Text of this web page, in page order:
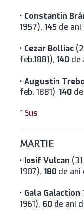
• Constantin
1957), 145 de
• Cezar Bolliac
feb.1881), 140 de
• Augustin
feb. 1881), 140
^ Sus
MARTIE
• Iosif Vulcan
1907), 180 de ani
• Gala Galaction
1961), 60 de ani